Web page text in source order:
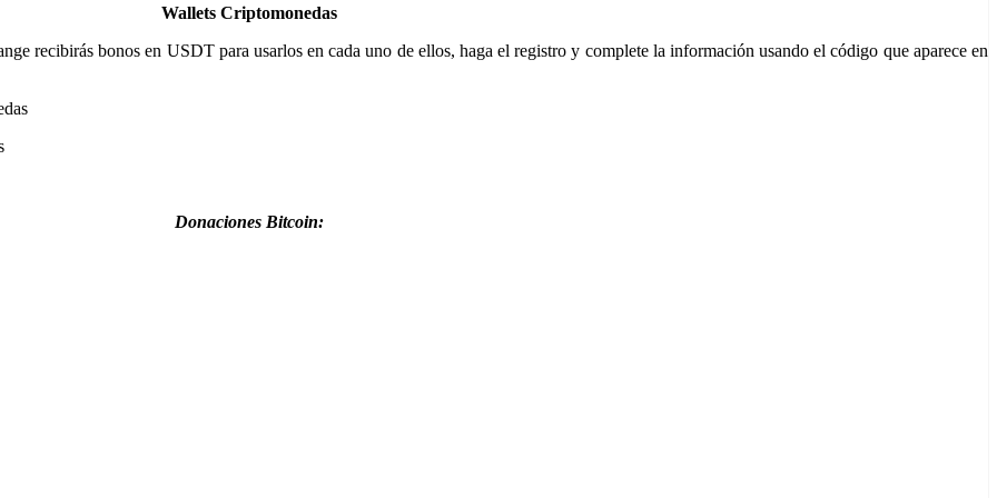
Wallets Criptomonedas
recibirás bonos en USDT para usarlos en cada uno de ellos, haga el registro y complete la información usando el código que aparece en
Donaciones Bitcoin: